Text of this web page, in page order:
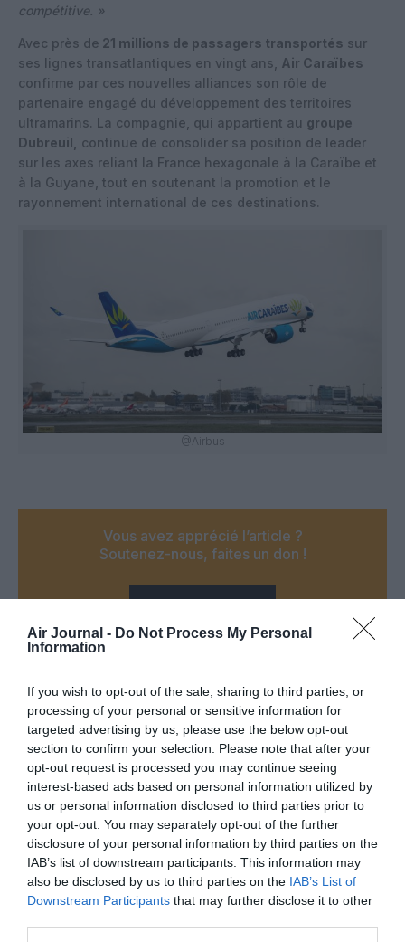
Air Journal - Do Not Process My Personal
Information
If you wish to opt-out of the sale, sharing to third parties, or
processing of your personal or sensitive information for
targeted advertising by us, please use the below opt-out
section to confirm your selection. Please note that after your
opt-out request is processed you may continue seeing
interest-based ads based on personal information utilized by
us or personal information disclosed to third parties prior to
your opt-out. You may separately opt-out of the further
disclosure of your personal information by third parties on the
IAB’s list of downstream participants. This information may
also be disclosed by us to third parties on the IAB’s List of
Downstream Participants that may further disclose it to other
compétitive. »
Avec près de 21 millions de passagers transportés sur
ses lignes transatlantiques en vingt ans,
Air Caraïbes
confirme par ces nouvelles alliances son rôle de
partenaire engagé du développement des territoires
ultramarins. La compagnie, qui appartient au groupe
Dubreuil,
continue de consolider sa position de leader
sur les axes reliant la France hexagonale à la Caraïbe et
à la Guyane, tout en soutenant la promotion et le
rayonnement international de ces destinations.
@Airbus
Vous avez apprécié l’article ?
Soutenez-nous, faites un don !
PARTAGER L'ARTICLE
FacebookTwitterPinterestLinkedInEmail Print
Aucun commentaire !